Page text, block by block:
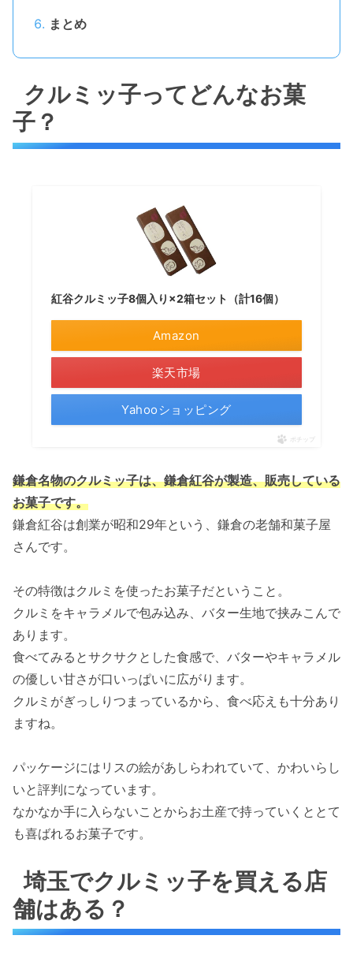
まとめ
クルミッ子ってどんなお菓
子？
紅谷クルミッ子8個入り×2箱セット（計16個）
Amazon
楽天市場
Yahooショッピング
ポチップ
鎌倉名物のクルミッ子は、鎌倉紅谷が製造、販売している
お菓子です。
鎌倉紅谷は創業が昭和29年という、鎌倉の老舗和菓子屋
さんです。
その特徴はクルミを使ったお菓子だということ。
クルミをキャラメルで包み込み、バター生地で挟みこんで
あります。
食べてみるとサクサクとした食感で、バターやキャラメル
の優しい甘さが口いっぱいに広がります。
クルミがぎっしりつまっているから、食べ応えも十分あり
ますね。
パッケージにはリスの絵があしらわれていて、かわいらし
いと評判になっています。
なかなか手に入らないことからお土産で持っていくととて
も喜ばれるお菓子です。
埼玉でクルミッ子を買える店
舗はある？